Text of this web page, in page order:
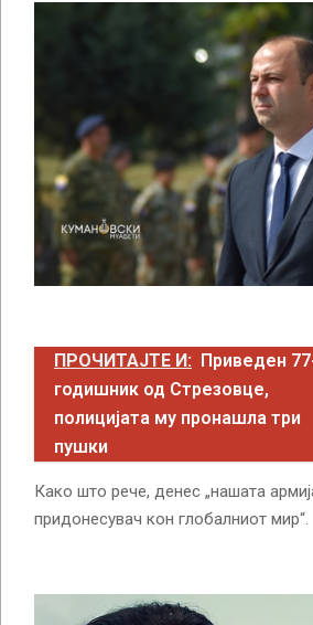
ПРОЧИТАЈТЕ И:
Приведен
годишник од Стрезовце,
полицијата му пронашла три
пушки
Како што рече, денес „нашата
придонесувач кон глобалниот мир“.